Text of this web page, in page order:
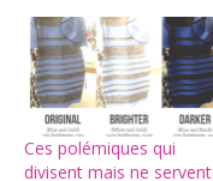
Ces polémiques qui
divisent mais ne servent